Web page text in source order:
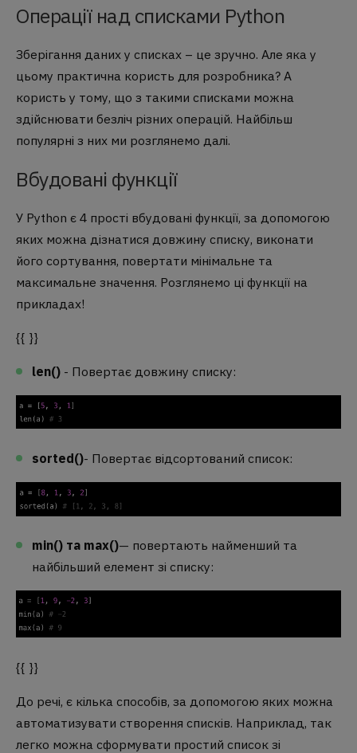
Операції над списками Python
Зберігання даних у списках – це зручно. Але яка у
цьому практична користь для розробника? А
користь у тому, що з такими списками можна
здійснювати безліч різних операцій. Найбільш
популярні з них ми розглянемо далі.
Вбудовані функції
У Python є 4 прості вбудовані функції, за допомогою
яких можна дізнатися довжину списку, виконати
його сортування, повертати мінімальне та
максимальне значення. Розглянемо ці функції на
прикладах!
{{ }}
len() - Повертає довжину списку:
sorted()- Повертає відсортований список:
min() та max()— повертають найменший та
найбільший елемент зі списку:
{{ }}
До речі, є кілька способів, за допомогою яких можна
автоматизувати створення списків. Наприклад, так
легко можна сформувати простий список зі